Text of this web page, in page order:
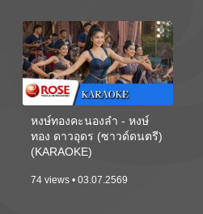
หงษ์ทองคะนองลำ - หงษ์
ทอง ดาวอุดร (ซาวด์ดนตรี)
(KARAOKE)
74 views • 03.07.2569